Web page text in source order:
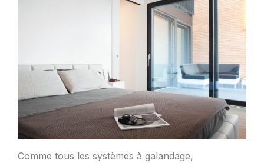
Comme tous les systèmes à galandage,